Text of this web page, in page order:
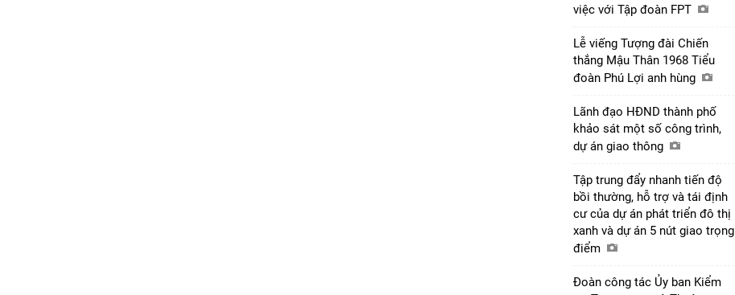
việc với Tập đoàn FPT
Lễ viếng Tượng đài Chiến
thắng Mậu Thân 1968 Tiểu
đoàn Phú Lợi anh hùng
Lãnh đạo HĐND thành phố
khảo sát một số công trình,
dự án giao thông
Tập trung đẩy nhanh tiến độ
bồi thường, hỗ trợ và tái định
cư của dự án phát triển đô thị
xanh và dự án 5 nút giao trọng
điểm
Đoàn công tác Ủy ban Kiểm